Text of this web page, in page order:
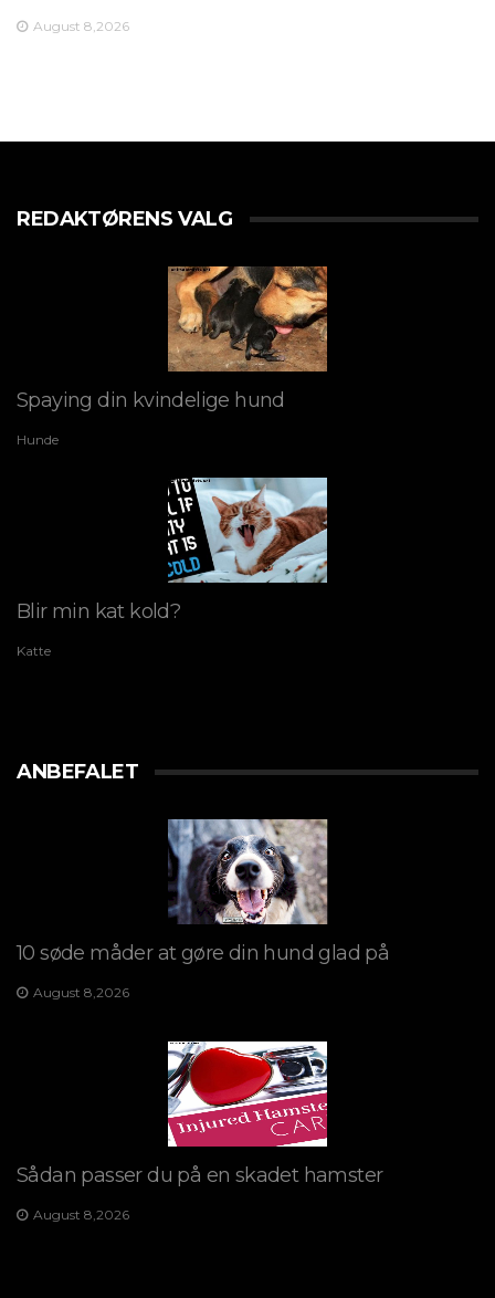
August 8,2026
REDAKTØRENS VALG
Spaying din kvindelige hund
Hunde
Blir min kat kold?
Katte
ANBEFALET
10 søde måder at gøre din hund glad på
August 8,2026
Sådan passer du på en skadet hamster
August 8,2026